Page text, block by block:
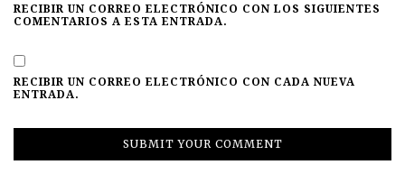
RECIBIR UN CORREO ELECTRÓNICO CON LOS SIGUIENTES
COMENTARIOS A ESTA ENTRADA.
RECIBIR UN CORREO ELECTRÓNICO CON CADA NUEVA
ENTRADA.